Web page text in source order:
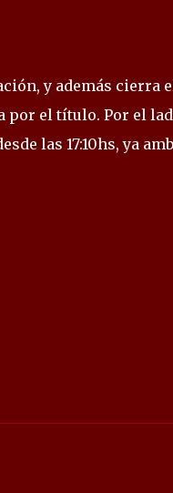
y además cierra
por el título. Por el
las 17:10hs, ya